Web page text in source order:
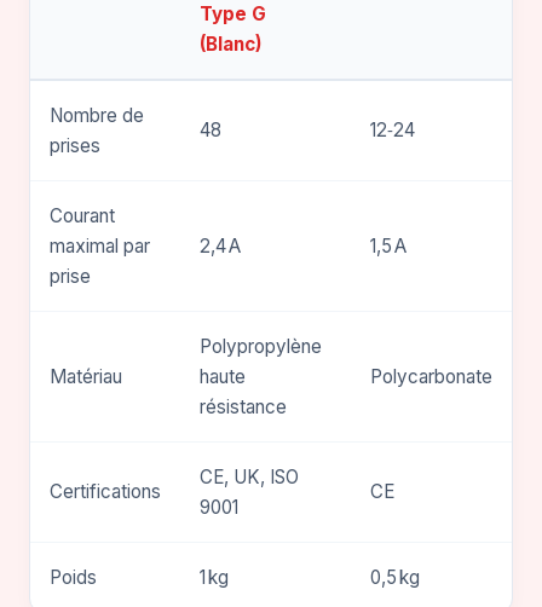
Type G
(Blanc)
Nombre de
prises
48 12‑24
Courant
maximal par
prise
2,4 A 1,5 A
Matériau
Polypropylène
haute
résistance
Polycarbonate
Certifications
CE, UK, ISO
9001
CE
Poids 1 kg 0,5 kg